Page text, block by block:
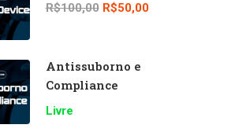
R$100,00R$50,00
Antissuborno e
Compliance
Livre